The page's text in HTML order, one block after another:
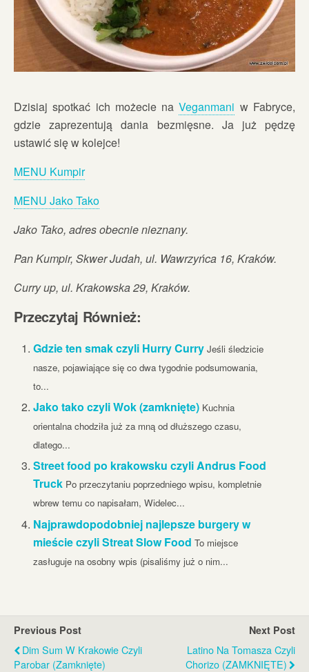
Dzisiaj spotkać ich możecie naVeganmani w Fabryce,
gdzie zaprezentują dania bezmięsne. Ja już pędzę
ustawić się w kolejce!
MENU Kumpir
MENU Jako Tako
Jako Tako, adres obecnie nieznany.
Pan Kumpir, Skwer Judah, ul. Wawrzyńca 16, Kraków.
Curry up, ul. Krakowska 29, Kraków.
Przeczytaj Również:
Gdzie ten smak czyli Hurry Curry Jeśli śledzicie
nasze, pojawiające się co dwa tygodnie podsumowania,
to...
Jako tako czyli Wok (zamknięte) Kuchnia
orientalna chodziła już za mną od dłuższego czasu,
dlatego...
Street food po krakowsku czyli Andrus Food
Truck Po przeczytaniu poprzedniego wpisu, kompletnie
wbrew temu co napisałam, Widelec...
Najprawdopodobniej najlepsze burgery w
mieście czyli Streat Slow Food To miejsce
zasługuje na osobny wpis (pisaliśmy już o nim...
Previous Post
Dim Sum W Krakowie Czyli
Parobar (zamknięte)
Next Post
Latino Na Tomasza Czyli
Chorizo (ZAMKNIĘTE)